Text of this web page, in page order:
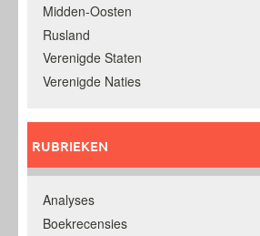
Midden-Oosten
Rusland
Verenigde Staten
Verenigde Naties
RUBRIEKEN
Analyses
Boekrecensies